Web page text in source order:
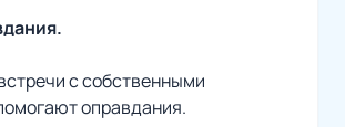
с собственными
оправдания.